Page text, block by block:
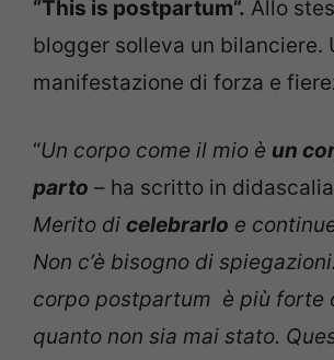
“This is postpartum”. Allo
blogger solleva un bilanciere.
manifestazione di forza e
“Un corpo come il mio è un
parto – ha scritto in
Merito di celebrarlo e
Non c’è bisogno di
corpo postpartum è più forte
quanto non sia mai stato.